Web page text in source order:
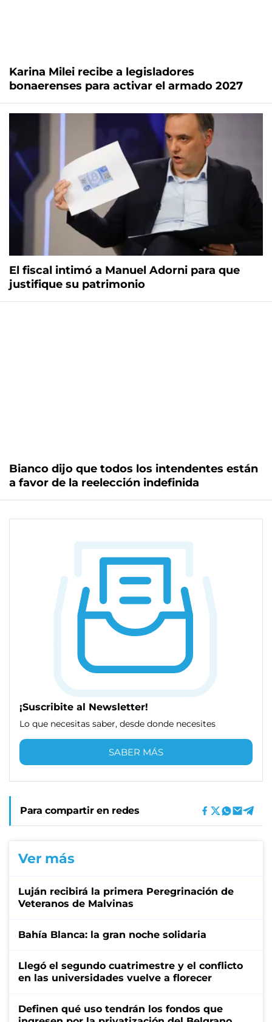
Karina Milei recibe a legisladores
bonaerenses para activar el armado 2027
El fiscal intimó a Manuel Adorni para que
justifique su patrimonio
Bianco dijo que todos los intendentes están
a favor de la reelección indefinida
¡Suscribite al Newsletter!
Lo que necesitas saber, desde donde necesites
SABER MÁS
Para compartir en redes
Ver más
Luján recibirá la primera Peregrinación de
Veteranos de Malvinas
Bahía Blanca: la gran noche solidaria
Llegó el segundo cuatrimestre y el conflicto
en las universidades vuelve a florecer
Definen qué uso tendrán los fondos que